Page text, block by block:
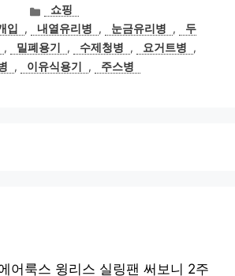
카
테
고
리
쇼핑
입 , 내열유리병 , 눈금유리병 ,
두
, 밀폐용기 , 수제청병 , 요거트병
,
, 이유식용기 , 주스병
어룩스 윙리스 실링팬 써보니 2주